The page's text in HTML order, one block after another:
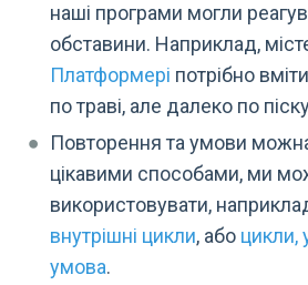
наші програми могли
обставини. Наприклад,
Платформері потрібно
по траві, але далеко по
Повторення та умови
цікавими способами, ми
використовувати,
внутрішні цикли, або цикли,
умова.